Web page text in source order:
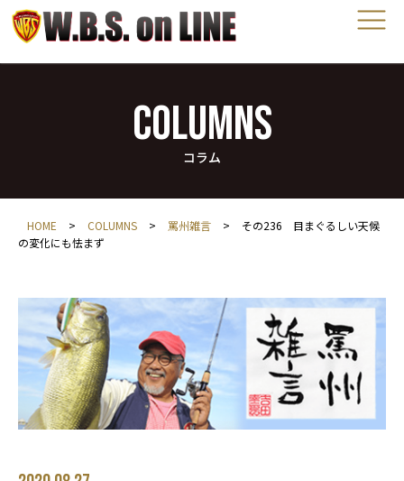
COLUMNS
コラム
HOME > COLUMNS > 罵州雑言 >
その236 目まぐるしい天候
の変化にも怯まず